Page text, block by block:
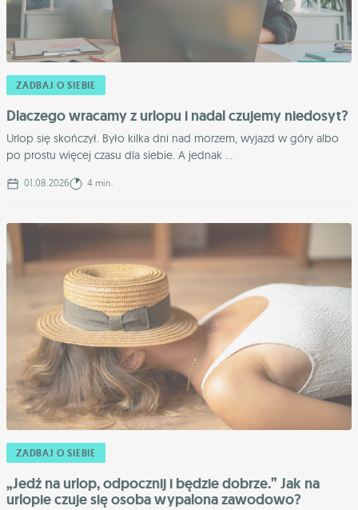
ZADBAJ O SIEBIE
Dlaczego wracamy z urlopu i nadal czujemy niedosyt?
Urlop się skończył. Było kilka dni nad morzem, wyjazd w góry albo
po prostu więcej czasu dla siebie. A jednak ...
01.08.2026 4 min.
ZADBAJ O SIEBIE
„Jedź na urlop, odpocznij i będzie dobrze.” Jak na
urlopie czuje się osoba wypalona zawodowo?